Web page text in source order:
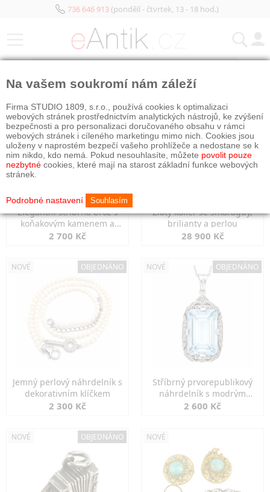
736 646 913(pondělí - čtvrtek, 13 - 18 hod.)
Elegantní stříbrná brož s
koňakovým kamenem a
markazity
2 700 Kč
Zlatý kolier se smaragdy,
brilianty a perlou
28 900 Kč
NOVÉ OBJEDNÁNO
Jemný perlový náhrdelník s
dekorativním klíčkem
2 300 Kč
NOVÉ OBJEDNÁNO
Stříbrný prvorepublikový
náhrdelník s modrým
spinelem
2 600 Kč
NOVÉ OBJEDNÁNO NOVÉ
Na vašem soukromí nám záleží
Firma STUDIO 1809, s.r.o., používá cookies k optimalizaci
webových stránek prostřednictvím analytických nástrojů, ke zvýšení
bezpečnosti a pro personalizaci doručovaného obsahu v rámci
webových stránek i cíleného marketingu mimo nich. Cookies jsou
uloženy v naprostém bezpečí vašeho prohlížeče a nedostane se k
nim nikdo, kdo nemá. Pokud nesouhlasíte, můžete povolit pouze
nezbytné cookies, které mají na starost základní funkce webových
stránek.
Podrobné nastavení Souhlasím